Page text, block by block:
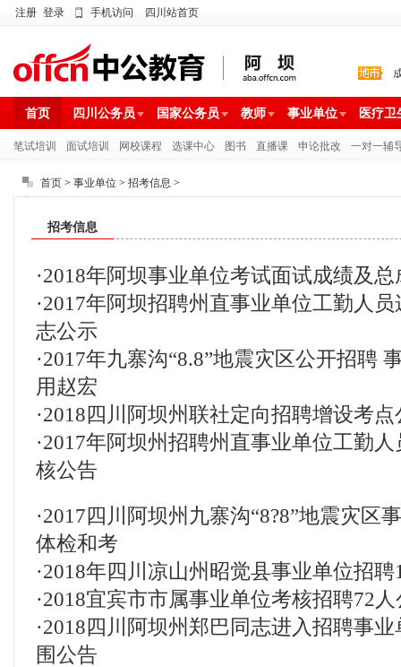
注册 登录 手机访问 四川站首页
首页 四川公务员 国家公务员 教师 事业单位 医疗卫
笔试培训 面试培训 网校课程 选课中心 图书 直播课 申论批改 一对一辅
首页 > 事业单位 > 招考信息 >
招考信息
·2018年阿坝事业单位考试面试成绩及
·2017年阿坝招聘州直事业单位工勤人
志公示
·2017年九寨沟“8.8”地震灾区公开招聘
用赵宏
·2018四川阿坝州联社定向招聘增设考点
·2017年阿坝州招聘州直事业单位工勤
核公告
·2017四川阿坝州九寨沟“8?8”地震灾区
体检和考
·2018年四川凉山州昭觉县事业单位招聘
·2018宜宾市市属事业单位考核招聘72人
·2018四川阿坝州郑巴同志进入招聘事
围公告